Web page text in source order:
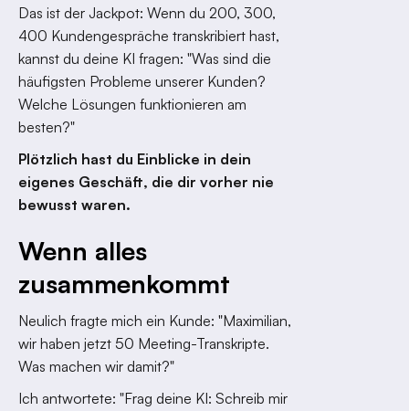
Das ist der Jackpot: Wenn du 200, 300,
400 Kundengespräche transkribiert hast,
kannst du deine KI fragen: "Was sind die
häufigsten Probleme unserer Kunden?
Welche Lösungen funktionieren am
besten?"
Plötzlich hast du Einblicke in dein
eigenes Geschäft, die dir vorher nie
bewusst waren.
Wenn alles
zusammenkommt
Neulich fragte mich ein Kunde: "Maximilian,
wir haben jetzt 50 Meeting-Transkripte.
Was machen wir damit?"
Ich antwortete: "Frag deine KI: Schreib mir